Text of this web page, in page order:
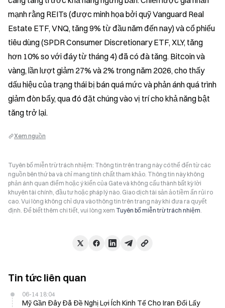
mạnh rằng REITs (được minh họa bởi quỹ Vanguard Real
Estate ETF, VNQ, tăng 9% từ đầu năm đến nay) và cổ phiếu
tiêu dùng (SPDR Consumer Discretionary ETF, XLY, tăng
hơn 10% so với đáy từ tháng 4) đã có đà tăng. Bitcoin và
vàng, lần lượt giảm 27% và 2% trong năm 2026, cho thấy
dấu hiệu của trạng thái bị bán quá mức và phản ánh quá trình
giảm đòn bẩy, qua đó đặt chúng vào vị trí cho khả năng bật
tăng trở lại.
Xem nguồn
Tuyên bố miễn trừ trách nhiệm: Thông tin trên trang này có thể đến từ các
nguồn bên thứ ba và chỉ mang tính chất tham khảo. Thông tin này không
phản ánh quan điểm hoặc ý kiến của Gate và không cấu thành bất kỳ lời
khuyên tài chính, đầu tư hoặc pháp lý nào. Giao dịch tài sản ảo tiềm ẩn rủi ro
cao. Vui lòng không chỉ dựa vào thông tin trên trang này khi đưa ra quyết
định. Để biết thêm chi tiết, vui lòng xem Tuyên bố miễn trừ trách nhiệm.
Tin tức liên quan
06-14 18:04
Mỹ Gần Đây Đã Đề Nghị Lợi Ích Kinh Tế Cho Iran Đổi Lấy